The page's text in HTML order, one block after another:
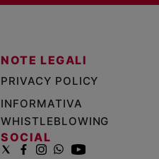
NOTE LEGALI
PRIVACY POLICY
INFORMATIVA
WHISTLEBLOWING
SOCIAL